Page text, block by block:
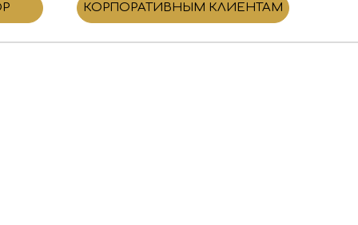
КОРПОРАТИВНЫМ КЛИЕНТАМ